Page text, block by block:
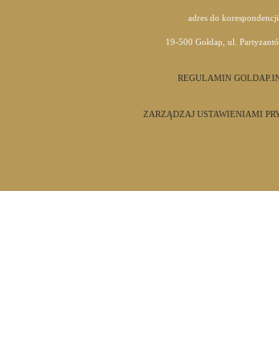
adres do
19-500 Gołdap, ul.
REGULAMIN
ZARZĄDZAJ USTAWIENIAMI